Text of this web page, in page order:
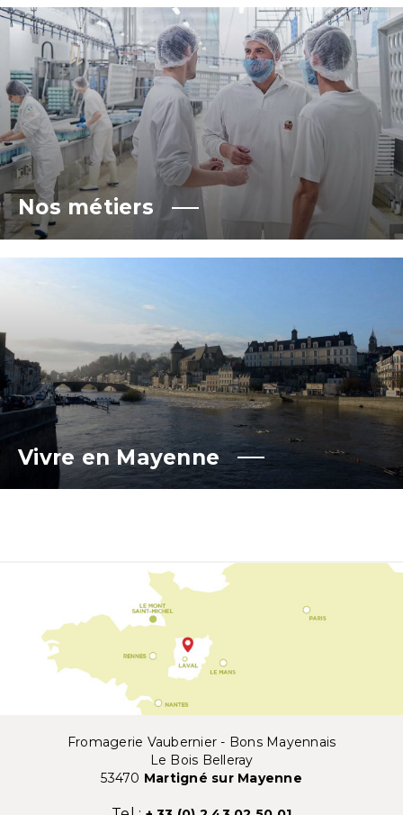
Nos métiers
Vivre en Mayenne
Fromagerie Vaubernier - Bons Mayennais
Le Bois Belleray
53470 Martigné sur Mayenne